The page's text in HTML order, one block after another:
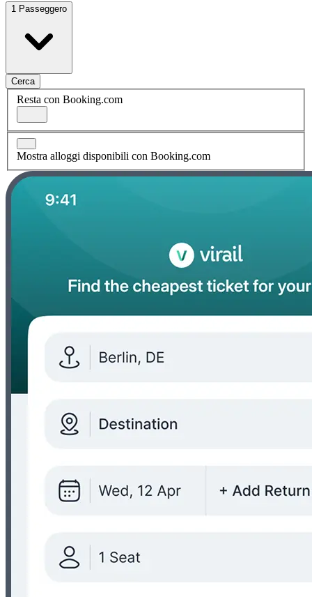
1 Passeggero
Cerca
Resta con Booking.com
Mostra alloggi disponibili con Booking.com